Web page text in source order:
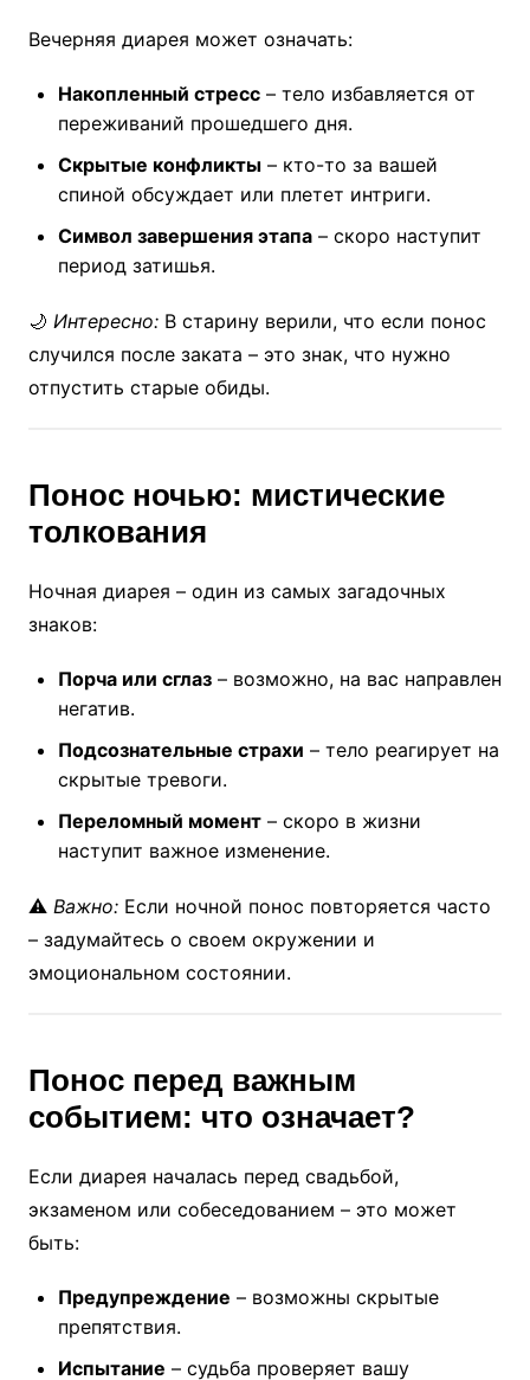
Вечерняя диарея может означать:
Накопленный стресс– тело избавляется от
переживаний прошедшего дня.
Скрытые конфликты– кто-то за вашей
спиной обсуждает или плетет интриги.
Символ завершения этапа– скоро наступит
период затишья.
🌙 Интересно:В старину верили, что если понос
случился после заката – это знак, что нужно
отпустить старые обиды.
Понос ночью: мистические
толкования
Ночная диарея – один из самых загадочных
знаков:
Порча или сглаз– возможно, на вас направлен
негатив.
Подсознательные страхи – тело реагирует на
скрытые тревоги.
Переломный момент– скоро в жизни
наступит важное изменение.
⚠️ Важно:Если ночной понос повторяется часто
– задумайтесь о своем окружении и
эмоциональном состоянии.
Понос перед важным
событием: что означает?
Если диарея началась перед свадьбой,
экзаменом или собеседованием – это может
быть:
Предупреждение – возможны скрытые
препятствия.
Испытание – судьба проверяет вашу